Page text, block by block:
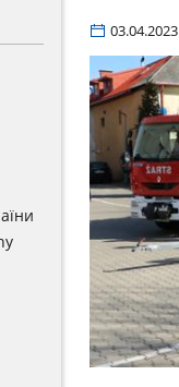
03.04.2023